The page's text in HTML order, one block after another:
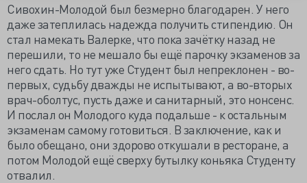
Сивохин-Молодой был безмерно благодарен. У него
даже затеплилась надежда получить стипендию. Он
стал намекать Валерке, что пока зачётку назад не
перешили, то не мешало бы ещё парочку экзаменов за
него сдать. Но тут уже Студент был непреклонен - во-
первых, судьбу дважды не испытывают, а во-вторых
врач-оболтус, пусть даже и санитарный, это нонсенс.
И послал он Молодого куда подальше - к остальным
экзаменам самому готовиться. В заключение, как и
было обещано, они здорово откушали в ресторане, а
потом Молодой ещё сверху бутылку коньяка Студенту
отвалил.